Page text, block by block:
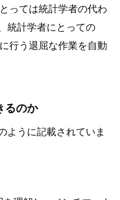
っては統計学者の代わ
統計学者にとっての
行う退屈な作業を自動
るのか
ように記載されていま